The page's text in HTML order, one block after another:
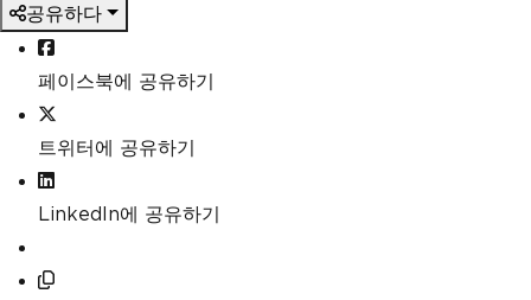
공유하다
페이스북에 공유하기
트위터에 공유하기
LinkedIn에 공유하기